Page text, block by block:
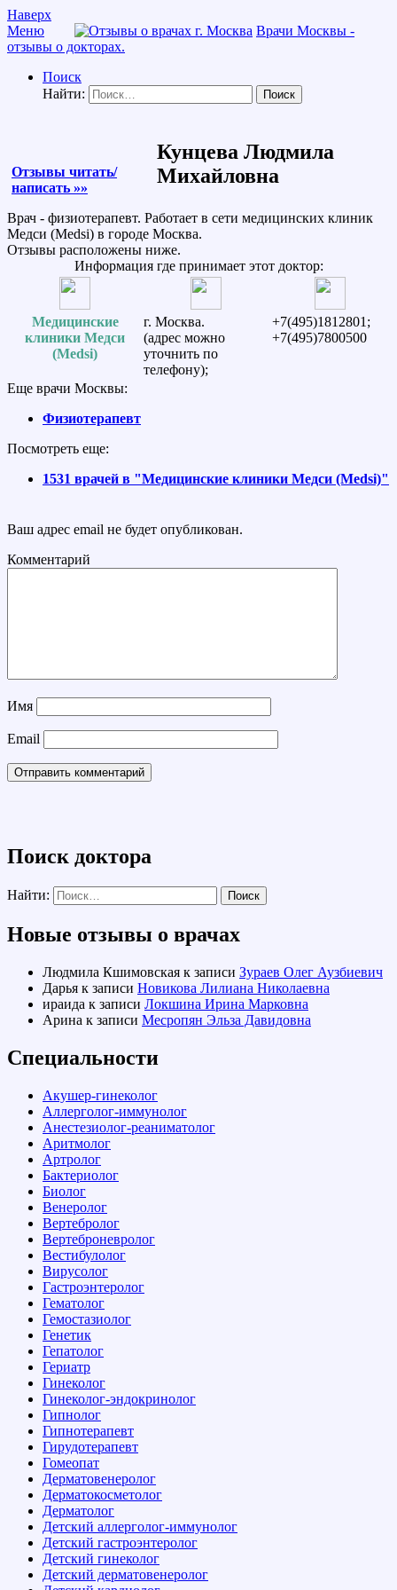
Наверх
Меню
Врачи Москвы -
отзывы о докторах.
Поиск
Найти:
Отзывы читать/
написать »»
Кунцева Людмила
Михайловна
Врач - физиотерапевт. Работает в сети медицинских клиник
Медси (Medsi) в городе Москва.
Отзывы расположены ниже.
Информация где принимает этот доктор:
Медицинские
клиники Медси
(Medsi)
г. Москва.
(адрес можно
уточнить по
телефону);
+7(495)1812801;
+7(495)7800500
Еще врачи Москвы:
Физиотерапевт
Посмотреть еще:
1531 врачей в "Медицинские клиники Медси (Medsi)"
Ваш адрес email не будет опубликован.
Комментарий
Имя
Email
Поиск доктора
Найти:
Новые отзывы о врачах
Людмила Кшимовская к записи Зураев Олег Аузбиевич
Дарья к записи Новикова Лилиана Николаевна
ираида к записи Локшина Ирина Марковна
Арина к записи Месропян Эльза Давидовна
Специальности
Акушер-гинеколог
Аллерголог-иммунолог
Анестезиолог-реаниматолог
Аритмолог
Артролог
Бактериолог
Биолог
Венеролог
Вертебролог
Вертеброневролог
Вестибулолог
Вирусолог
Гастроэнтеролог
Гематолог
Гемостазиолог
Генетик
Гепатолог
Гериатр
Гинеколог
Гинеколог-эндокринолог
Гипнолог
Гипнотерапевт
Гирудотерапевт
Гомеопат
Дерматовенеролог
Дерматокосметолог
Дерматолог
Детский аллерголог-иммунолог
Детский гастроэнтеролог
Детский гинеколог
Детский дерматовенеролог